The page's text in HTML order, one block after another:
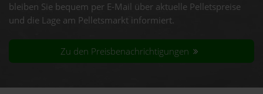
bleiben Sie bequem per E-Mail über aktuelle Pelletspreise
und die Lage am Pelletsmarkt informiert.
Zu den Preisbenachrichtigungen